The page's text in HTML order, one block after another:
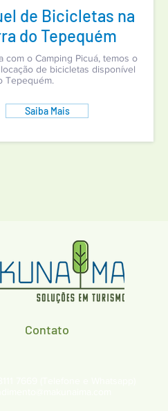
de Bicicletas na
do Tepequém
com o Camping Picuá, temos o
de bicicletas disponível
Tepequém.
Saiba Mais
Contato